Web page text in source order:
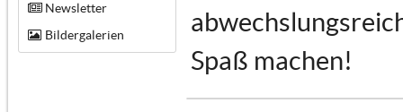
Newsletter
Bildergalerien
Spaß machen!